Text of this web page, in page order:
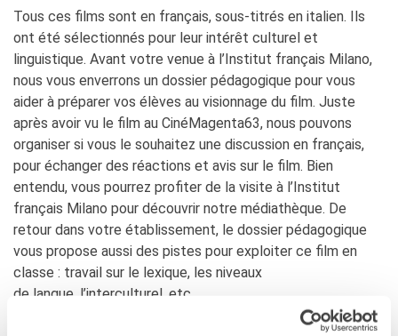
Francia
Studiare in Francia
PARTENARIATI
Affittare i nostri spazi
Le cercle des amis
CHI SIAMO
Contatti
IF Italia
Come raggiungerci
L'équipe
Certificazione di qualità
La Carte Institut français
Milano
Tous ces films sont en français, sous-titrés en italien. Ils
ont été sélectionnés pour leur intérêt culturel et
linguistique. Avant votre venue à l’Institut français Milano,
nous vous enverrons un dossier pédagogique pour vous
aider à préparer vos élèves au visionnage du film. Juste
après avoir vu le film au CinéMagenta63, nous pouvons
organiser si vous le souhaitez une discussion en français,
pour échanger des réactions et avis sur le film. Bien
entendu, vous pourrez profiter de la visite à l’Institut
français Milano pour découvrir notre médiathèque. De
retour dans votre établissement, le dossier pédagogique
vous propose aussi des pistes pour exploiter ce film en
classe : travail sur le lexique, les niveaux
de langue, l’interculturel, etc